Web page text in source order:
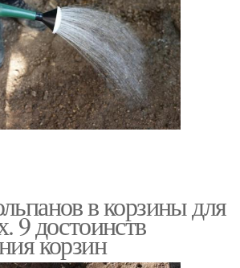
в корзины для
9 достоинств
корзин